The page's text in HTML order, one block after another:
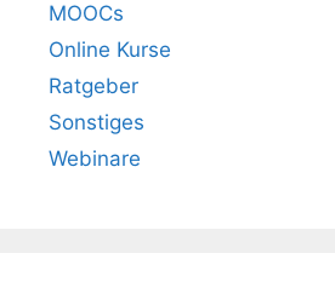
MOOCs
Online Kurse
Ratgeber
Sonstiges
Webinare